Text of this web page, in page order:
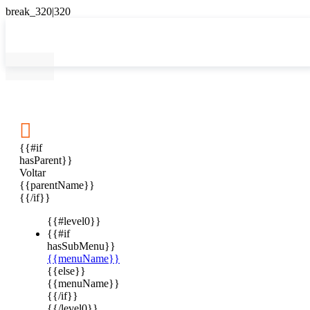

{{#if
hasParent}}
Voltar
{{parentName}}
{{/if}}
{{#level0}}
{{#if
hasSubMenu}}
{{menuName}}
{{else}}
{{menuName}}
{{/if}}